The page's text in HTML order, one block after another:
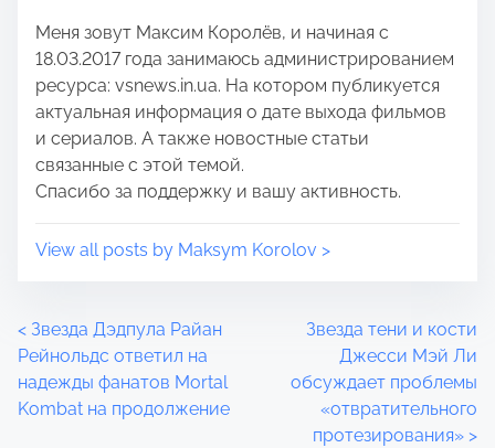
o
n
:
e
Меня зовут Максим Королёв, и начиная с
18.03.2017 года занимаюсь администрированием
ресурса: vsnews.in.ua. На котором публикуется
актуальная информация о дате выхода фильмов
и сериалов. А также новостные статьи
связанные с этой темой.
Спасибо за поддержку и вашу активность.
View all posts by Maksym Korolov >
P
o
s
< Звезда Дэдпула Райан
Рейнольдс ответил на
надежды фанатов Mortal
Kombat на продолжение
Звезда тени и кости
Джесси Мэй Ли
обсуждает проблемы
«отвратительного
протезирования» >